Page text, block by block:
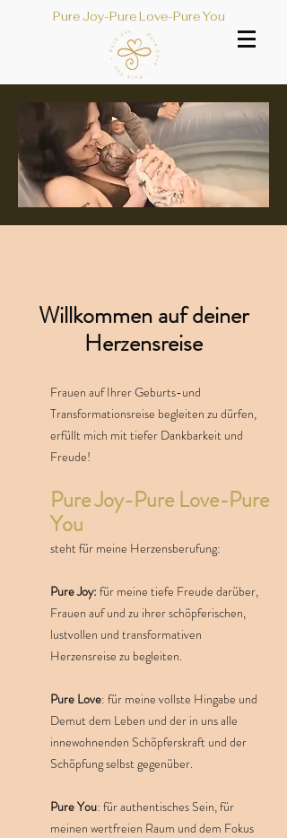
Pure Joy-Pure Love-Pure You
Willkommen auf deiner
Herzensreise
Frauen auf Ihrer Geburts-und
Transformationsreise begleiten zu dürfen,
erfüllt mich mit tiefer Dankbarkeit und
Freude!
Pure Joy-Pure Love-Pure
You
steht für meine Herzensberufung:
Pure Joy: für meine tiefe Freude darüber,
Frauen auf und zu ihrer schöpferischen,
lustvollen und transformativen
Herzensreise zu begleiten.
Pure Love: für meine vollste Hingabe und
Demut dem Leben und der in uns alle
innewohnenden Schöpferskraft und der
Schöpfung selbst gegenüber.
Pure You: für authentisches Sein, für
meinen wertfreien Raum und dem Fokus